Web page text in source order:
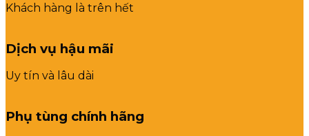
Khách hàng là trên hết
Dịch vụ hậu mãi
Uy tín và lâu dài
Phụ tùng chính hãng